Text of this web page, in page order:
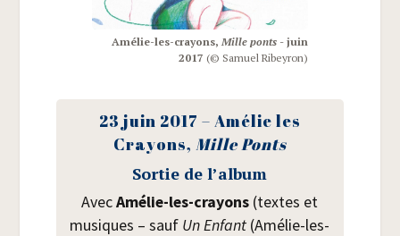
Amé­lie-les-crayons, Mille ponts -juin
2017 (© Samuel Ribeyron)
23 juin 2017 – Amé­lie les
Crayons, Mille Ponts
Sor­tie de l’album
AvecAmé­lie-les-crayons (textes et
musiques – sauf Un Enfant (Amé­lie-les-